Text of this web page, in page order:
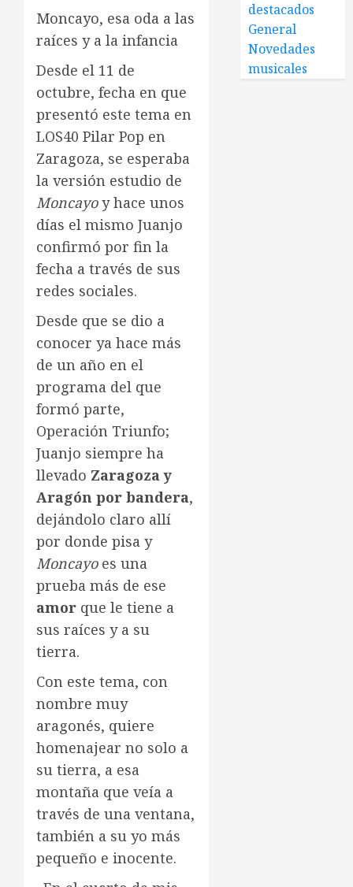
Moncayo, esa oda a las
raíces y a la infancia
Desde el 11 de
octubre, fecha en que
presentó este tema en
LOS40 Pilar Pop en
Zaragoza, se esperaba
la versión estudio de
Moncayoy hace unos
días el mismo Juanjo
confirmó por fin la
fecha a través de sus
redes sociales.
Desde que se dio a
conocer ya hace más
de un año en el
programa del que
formó parte,
Operación Triunfo;
Juanjo siempre ha
llevado Zaragoza y
Aragón por bandera,
dejándolo claro allí
por donde pisa y
Moncayoes una
prueba más de ese
amor que le tiene a
sus raíces y a su
tierra.
Con este tema, con
nombre muy
aragonés, quiere
homenajear no solo a
su tierra, a esa
montaña que veía a
través de una ventana,
también a su yo más
pequeño e inocente.
destacados
General
Novedades
musicales